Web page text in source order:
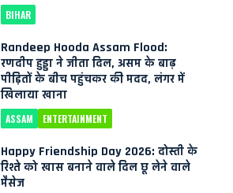
BIHAR
Randeep Hooda Assam Flood:
रणदीप हुड्डा ने जीता दिल, असम के बाढ़
पीड़ितों के बीच पहुंचकर की मदद, लंगर में
खिलाया खाना
ASSAM ENTERTAINMENT
Happy Friendship Day 2026: दोस्ती के
रिश्ते को खास बनाने वाले दिल छू लेने वाले
मैसेज